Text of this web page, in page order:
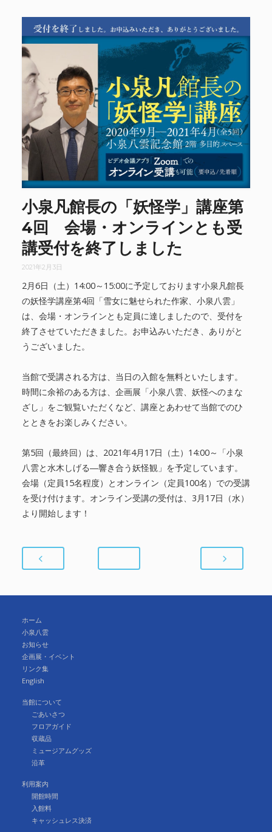
小泉凡館長の「妖怪学」講座第
4回 会場・オンラインとも受
講受付を終了しました
2021年2月3日
2月6日（土）14:00～15:00に予定しております小泉凡館長
の妖怪学講座第4回「雪女に魅せられた作家、小泉八雲」
は、会場・オンラインとも定員に達しましたので、受付を
終了させていただきました。お申込みいただき、ありがと
うございました。
当館で受講される方は、当日の入館を無料といたします。
時間に余裕のある方は、企画展「小泉八雲、妖怪へのまな
ざし」をご観覧いただくなど、講座とあわせて当館でのひ
とときをお楽しみください。
第5回（最終回）は、2021年4月17日（土）14:00～「小泉
八雲と水木しげる―響き合う妖怪観」を予定しています。
会場（定員15名程度）とオンライン（定員100名）での受講
を受け付けます。オンライン受講の受付は、3月17日（水）
より開始します！
ホーム
小泉八雲
お知らせ
企画展・イベント
リンク集
English
当館について
ごあいさつ
フロアガイド
収蔵品
ミュージアムグッズ
沿革
利用案内
開館時間
入館料
キャッシュレス決済